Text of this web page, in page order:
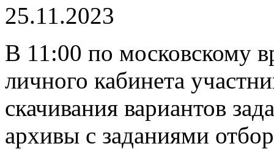
25.11.2023
В 11:00 по московскому
личного кабинета
скачивания вариантов
архивы с заданиями